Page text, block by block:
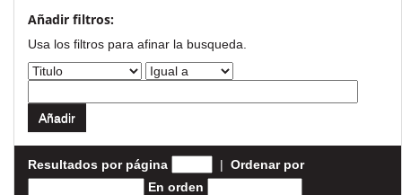
Añadir filtros:
Usa los filtros para afinar la busqueda.
Resultados por página | Ordenar por
En orden